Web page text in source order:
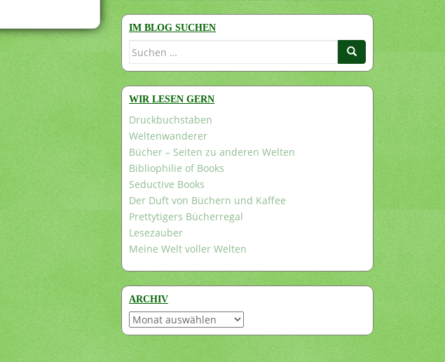
IM BLOG SUCHEN
Suchen
WIR LESEN GERN
Druckbuchstaben
Weltenwanderer
Bücher – Seiten zu anderen Welten
Bibliophilie of Books
Seductive Books
Der Duft von Büchern und Kaffee
Prettytigers Bücherregal
Lesezauber
Meine Welt voller Welten
ARCHIV
Archiv